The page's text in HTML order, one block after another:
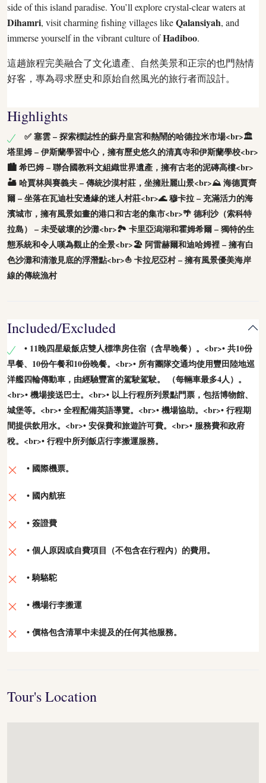
side of this island paradise. You’ll explore crystal-clear waters at
Dihamri, visit charming fishing villages likeQalansiyah, and
immerse yourself in the vibrant culture ofHadiboo.
這趟旅程完美融合了文化遺產、自然美景和正宗的也門熱情
好客，專為尋求歷史和原始自然風光的旅行者而設計。
Highlights
✅ 塞雲 – 探索標誌性的蘇丹皇宮和熱鬧的哈德拉米市場<br>🏛
塔里姆 – 伊斯蘭學習中心，擁有歷史悠久的清真寺和伊斯蘭學校<br>
🏙 希巴姆 – 聯合國教科文組織世界遺產，擁有古老的泥磚高樓<br>
🏜 哈賈林與賽義夫 – 傳統沙漠村莊，坐擁壯麗山景<br>⛰ 海德賈齊
爾 – 坐落在瓦迪杜安邊緣的迷人村莊<br>🌊 穆卡拉 – 充滿活力的海
濱城市，擁有風景如畫的港口和古老的集市<br>🌴 德利沙（索科特
拉島） – 未受破壞的沙灘<br>🏞 卡里亞潟湖和霍姆希爾 – 獨特的生
態系統和令人嘆為觀止的全景<br>🏖 阿雷赫爾和迪哈姆裡 – 擁有白
色沙灘和清澈見底的浮潛點<br>⛵ 卡拉尼亞村 – 擁有風景優美海岸
線的傳統漁村
Included/Excluded
• 11晚四星級飯店雙人標準房住宿（含早晚餐）。<br>• 共10份
早餐、10份午餐和10份晚餐。<br>• 所有團隊交通均使用豐田陸地巡
洋艦四輪傳動車，由經驗豐富的駕駛駕駛。 （每輛車最多4人）。
<br>• 機場接送巴士。<br>• 以上行程所列景點門票，包括博物館、
城堡等。<br>• 全程配備英語導覽。<br>• 機場協助。<br>• 行程期
間提供飲用水。<br>• 安保費和旅遊許可費。<br>• 服務費和政府
稅。<br>• 行程中所列飯店行李搬運服務。
• 國際機票。
• 國內航班
• 簽證費
• 個人原因或自費項目（不包含在行程內）的費用。
• 騎駱駝
• 機場行李搬運
• 價格包含清單中未提及的任何其他服務。
Tour's Location